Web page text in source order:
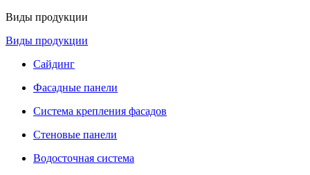
Виды продукции
Виды продукции
Сайдинг
Фасадные панели
Система крепления фасадов
Стеновые панели
Водосточная система